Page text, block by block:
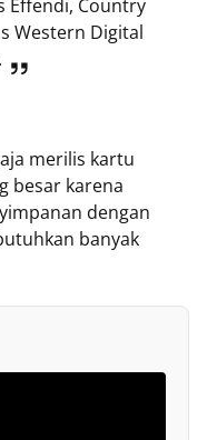
Effendi, Country
Western Digital
merilis kartu
besar karena
dengan
banyak